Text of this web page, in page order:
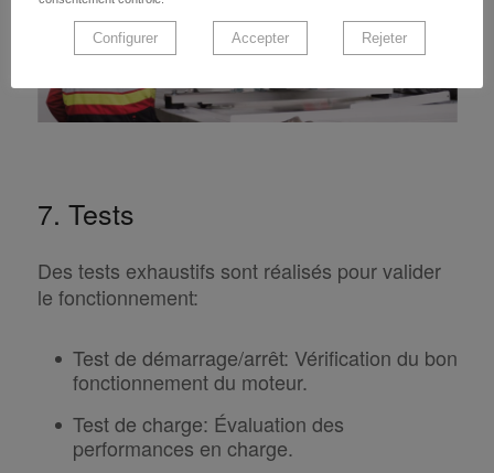
7. Tests
Des tests exhaustifs sont réalisés pour valider
le fonctionnement:
Test de démarrage/arrêt: Vérification du bon
fonctionnement du moteur.
Test de charge: Évaluation des
performances en charge.
Configurer Accepter Rejeter